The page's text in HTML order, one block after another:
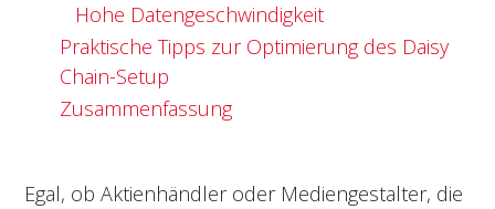
Hohe Datengeschwindigkeit
Praktische Tipps zur Optimierung des Daisy
Chain-Setup
Zusammenfassung
Egal, ob Aktienhändler oder Mediengestalter, die